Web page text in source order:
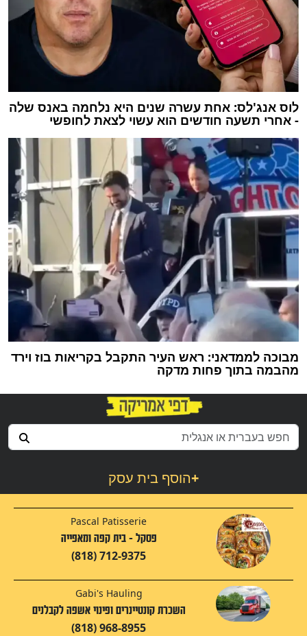
לוס אנג'לס: אחת עשרה שנים היא נלחמה באנס שלה
- אחרי תשעה חודשים הוא עשוי לצאת לחופשי
מבוכה לממדאני: ראש העיר התקבל בקריאות בוז וירד
מהבמה בתוך פחות מדקה
הוסף בית עסק+
Pascal Patisserie
פסקל - בית קפה ומאפייה
(818) 712-9375
Gabi's Hauling
השכרת קונטיינרים ופינוי אשפה לקבלנים
(818) 968-8955